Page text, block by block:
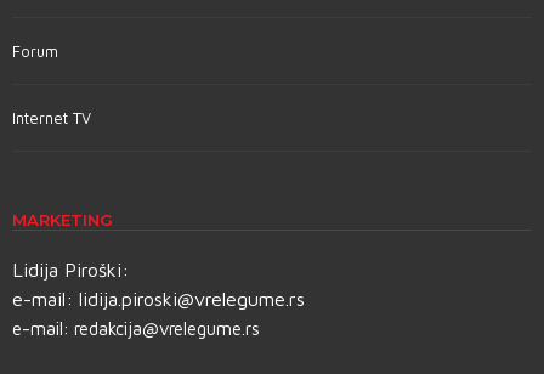
Forum
Internet TV
MARKETING
Lidija Piroški:
e-mail: lidija.piroski@vrelegume.rs
e-mail: redakcija@vrelegume.rs